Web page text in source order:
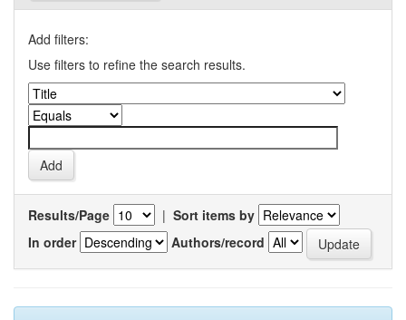
Add filters:
Use filters to refine the search results.
Results/Page | Sort items by
In order
Authors/record